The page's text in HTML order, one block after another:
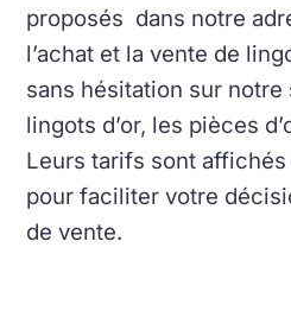
proposés dans notre
l’achat et la vente de
sans hésitation sur
lingots d’or, les pièces
Leurs tarifs sont
pour faciliter votre
de vente.